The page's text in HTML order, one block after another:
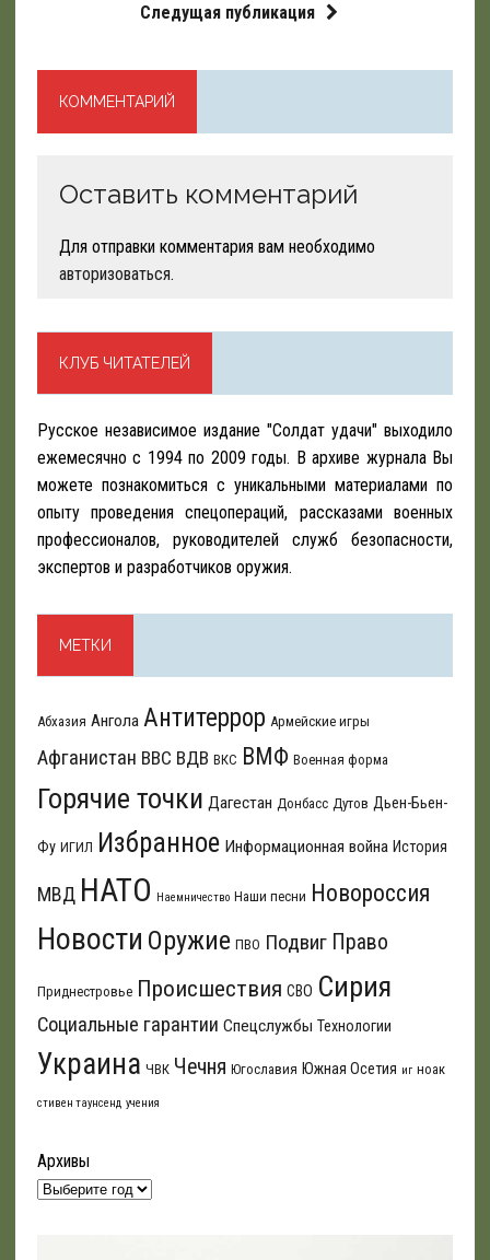
Следущая публикация
КОММЕНТАРИЙ
Оставить комментарий
Для отправки комментария вам необходимо
авторизоваться.
КЛУБ ЧИТАТЕЛЕЙ
Русское независимое издание "Солдат удачи" выходило
ежемесячно с 1994 по 2009 годы. В архиве журнала Вы
можете познакомиться с уникальными материалами по
опыту проведения спецопераций, рассказами военных
профессионалов, руководителей служб безопасности,
экспертов и разработчиков оружия.
МЕТКИ
Абхазия Ангола Антитеррор Армейские игры
Афганистан ВВС ВДВ ВКС ВМФ Военная форма
Горячие точки Дагестан Донбасс Дутов Дьен-Бьен-
Фу ИГИЛ Избранное Информационная война История
МВД НАТО Наемничество Наши песни Новороссия
Новости Оружие ПВО Подвиг Право
Приднестровье Происшествия СВО Сирия
Социальные гарантии Спецслужбы Технологии
Украина ЧВК Чечня Югославия Южная Осетия иг ноак
стивен таунсенд учения
Архивы